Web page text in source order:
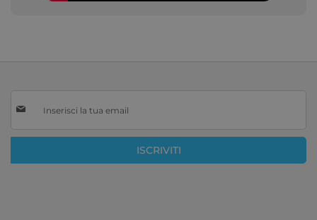
alla
Newsletter:
ISCRIVITI